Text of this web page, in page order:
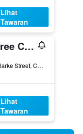
Lihat
Tawaran
Breakfree Capital Tower Canberra
2 Marcus Clarke Street, Canberra, ACT, Australia
Lihat
Tawaran